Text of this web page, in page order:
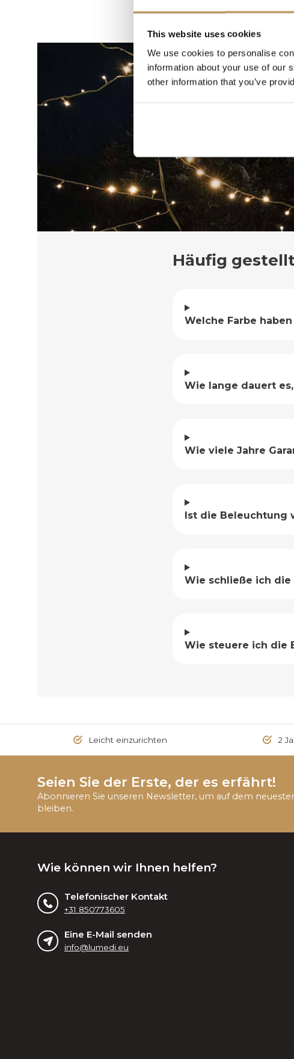
This website uses cookies
We use cookies to personalise
information about your use of our
other information that you’ve
Häufig
Welche Farbe
Wie lange dauert
Wie viele Jahre
Ist die Beleuchtung
Wie schließe ich die
Wie steuere ich die
Leicht einzurichten 2
Seien Sie der Erste, der es erfährt!
Abonnieren Sie unseren Newsletter, um auf dem
bleiben.
Wie können wir Ihnen helfen?
Telefonischer Kontakt
+31 850773605
Eine E-Mail senden
info@lumedi.eu